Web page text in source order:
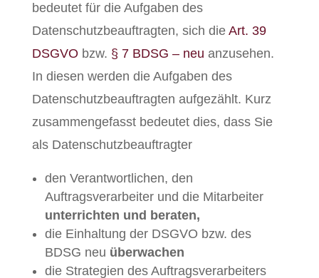
bedeutet für die Aufgaben des
Datenschutzbeauftragten, sich die Art. 39
DSGVO bzw. § 7 BDSG – neu anzusehen.
In diesen werden die Aufgaben des
Datenschutzbeauftragten aufgezählt. Kurz
zusammengefasst bedeutet dies, dass Sie
als Datenschutzbeauftragter
den Verantwortlichen, den
Auftragsverarbeiter und die Mitarbeiter
unterrichten und beraten,
die Einhaltung der DSGVO bzw. des
BDSG neu überwachen
die Strategien des Auftragsverarbeiters